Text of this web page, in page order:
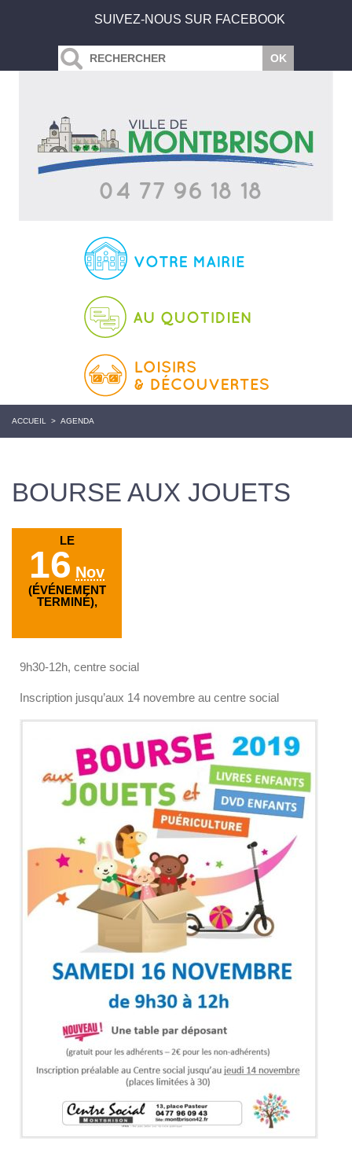
SUIVEZ-NOUS SUR FACEBOOK
ACCUEIL > AGENDA
BOURSE AUX JOUETS
LE
16 Nov
(ÉVÉNEMENT
TERMINÉ),
9h30-12h, centre social
Inscription jusqu’aux 14 novembre au centre social